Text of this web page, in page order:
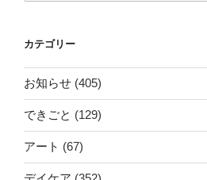
カテゴリー
お知らせ (405)
できごと (129)
アート (67)